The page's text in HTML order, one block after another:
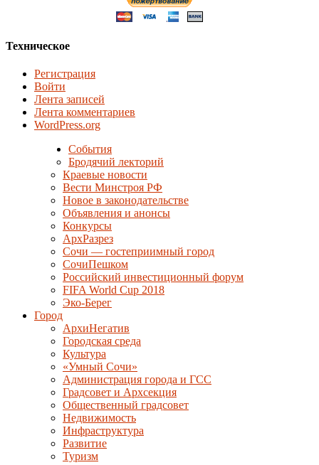
Техническое
Регистрация
Войти
Лента записей
Лента комментариев
WordPress.org
События
Бродячий лекторий
Краевые новости
Вести Минстроя РФ
Новое в законодательстве
Объявления и анонсы
Конкурсы
АрхРазрез
Сочи — гостеприимный город
СочиПешком
Российский инвестиционный форум
FIFA World Cup 2018
Эко-Берег
Город
АрхиНегатив
Городская среда
Культура
«Умный Сочи»
Администрация города и ГСС
Градсовет и Архсекция
Общественный градсовет
Недвижимость
Инфраструктура
Развитие
Туризм